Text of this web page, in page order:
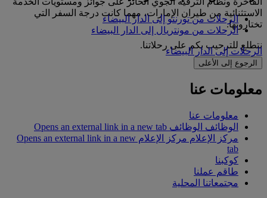
الاستثنائية من طيران الإمارات، مهما كانت درجة السفر التي
تختارونها.
نتطلع للترحيب بكم على رحلاتنا.
الرحلات من تورنتو إلى الدار البيضاء
الرحلات من مونتريال إلى الدار البيضاء
الرحلات إلى الدار البيضاء
الرجوع إلى الأعلى
معلومات عنا
معلومات عنا
الوظائف الوظائف Opens an external link in a new tab
مركز الإعلام
مركز الإعلام Opens an external link in a new
tab
كوكبنا
طاقم عملنا
مجتمعاتنا المحلية